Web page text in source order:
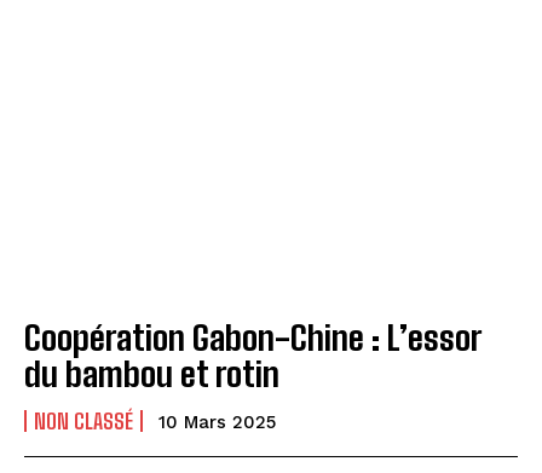
Coopération Gabon-Chine : L’essor
du bambou et rotin
NON CLASSÉ 10 Mars 2025